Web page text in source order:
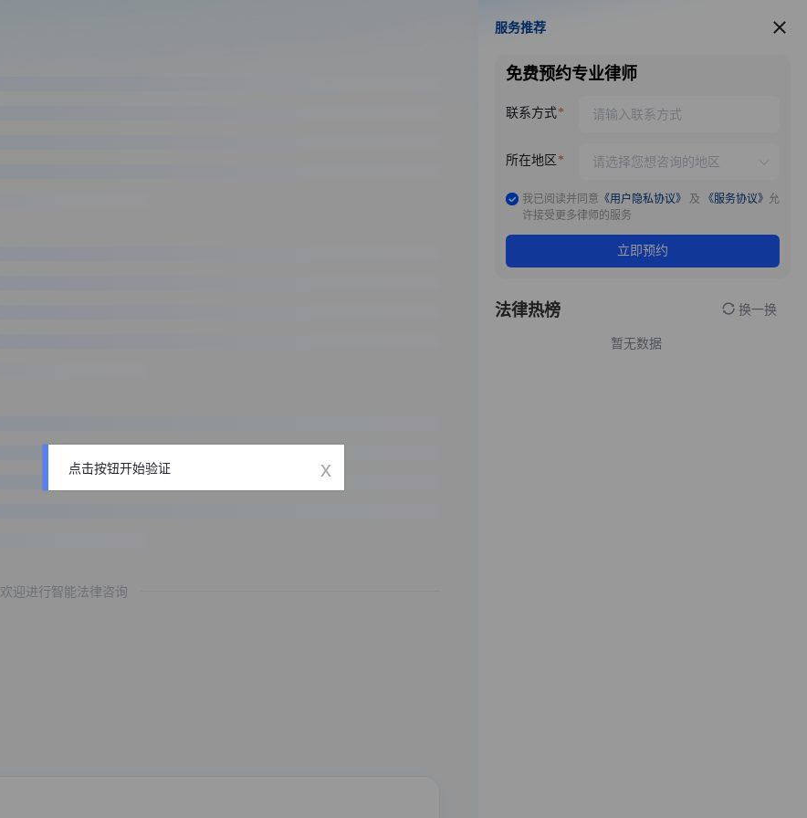
欢迎进行智能法律咨询
服务推荐
服务推荐
免费预约专业律师
联系方式
所在地区
我已阅读并同意 《用户隐私协议》 及 《服务协议》 允
许接受更多律师的服务
立即预约
法律热榜 换一换
暂无数据
点击按钮开始验证 x